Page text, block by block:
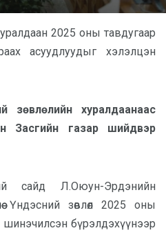
2025 оны тавдугаар
асуудлуудыг хэлэлцэн
зөвлөлийн хуралдаанаас
Засгийн газар шийдвэр
сайд Л.Оюун-Эрдэнийн
Үндэсний зөвлөл 2025 оны
шинэчилсэн бүрэлдэхүүнээр